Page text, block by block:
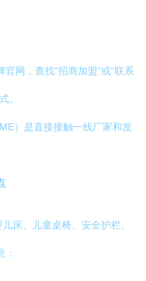
网，查找“招商加盟”或“联系
。
）是直接接触一线厂家和发
床、儿童桌椅、安全护栏、